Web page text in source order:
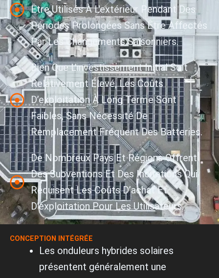
Être Utilisés À L'extérieur Pendant Des
Périodes Prolongées Sans Être Affectés
Par Les Changements Saisonniers.
Bien Que L’investissement Initial Soit
Relativement Élevé, Les Coûts
D’exploitation À Long Terme Sont
Faibles, Sans Nécessité De
Remplacement Fréquent Des Batteries.
De Nombreux Pays Et Régions Offrent
Des Subventions Et Des Incitations Qui
Réduisent Les Coûts D’achat Et
D’exploitation Pour Les Utilisateurs.
CONCEPTION INTÉGRÉE
Les onduleurs hybrides solaires
présentent généralement une